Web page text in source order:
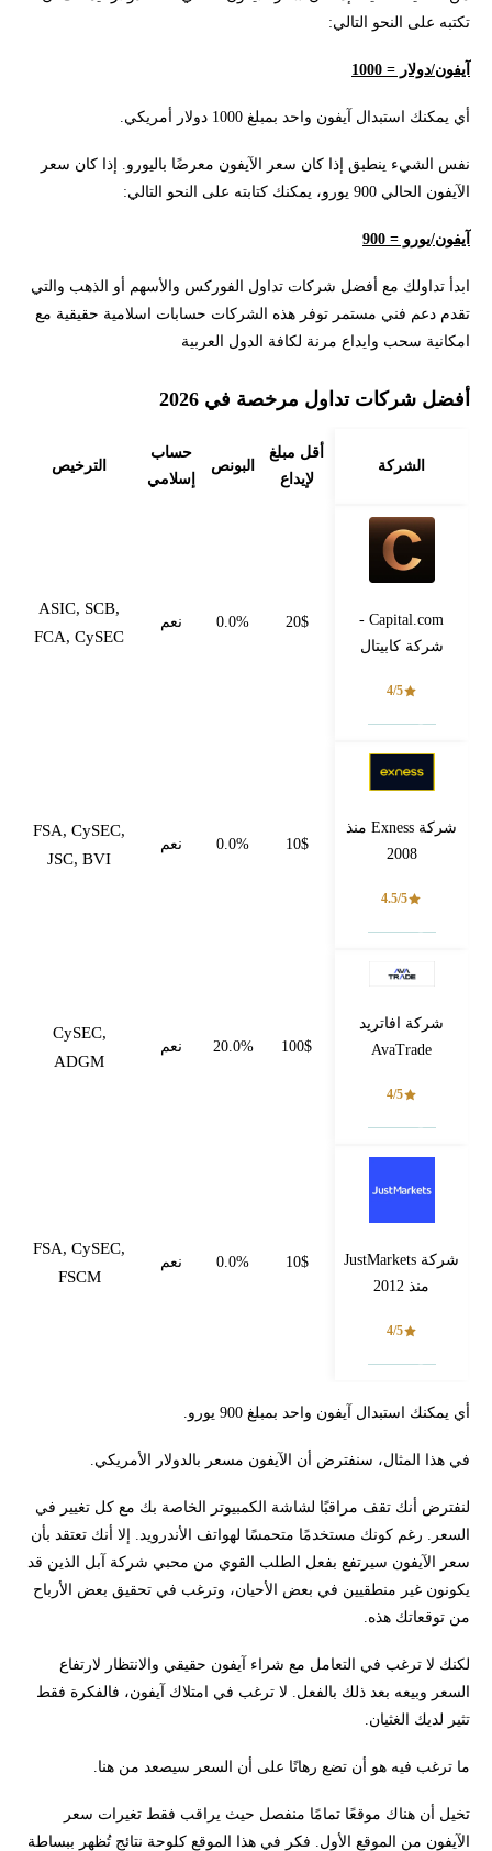
تكتبه على النحو التالي:
آيفون/دولار = 1000
أي يمكنك استبدال آيفون واحد بمبلغ 1000 دولار أمريكي.
نفس الشيء ينطبق إذا كان سعر الآيفون معرضًا باليورو. إذا كان سعر
الآيفون الحالي 900 يورو، يمكنك كتابته على النحو التالي:
آيفون/يورو = 900
ابدأ تداولك مع أفضل شركات تداول الفوركس والأسهم أو الذهب والتي
تقدم دعم فني مستمر توفر هذه الشركات حسابات اسلامية حقيقية مع
امكانية سحب وايداع مرنة لكافة الدول العربية
أفضل شركات تداول مرخصة في 2026
الشركة
أقل مبلغ
لإيداع
البونص
حساب
إسلامي
الترخيص
Capital.com -
شركة كابيتال
4/5
20$
0.0% نعم
ASIC, SCB,
FCA, CySEC
شركة Exness منذ
2008
4.5/5
10$
0.0% نعم
FSA, CySEC,
JSC, BVI
شركة افاتريد
AvaTrade
4/5
100$
20.0% نعم
CySEC,
ADGM
شركة JustMarkets
منذ 2012
4/5
10$
0.0% نعم
FSA, CySEC,
FSCM
أي يمكنك استبدال آيفون واحد بمبلغ 900 يورو.
في هذا المثال، سنفترض أن الآيفون مسعر بالدولار الأمريكي.
لنفترض أنك تقف مراقبًا لشاشة الكمبيوتر الخاصة بك مع كل تغيير في
السعر. رغم كونك مستخدمًا متحمسًا لهواتف الأندرويد. إلا أنك تعتقد بأن
سعر الآيفون سيرتفع بفعل الطلب القوي من محبي شركة آبل الذين قد
يكونون غير منطقيين في بعض الأحيان، وترغب في تحقيق بعض الأرباح
من توقعاتك هذه.
لكنك لا ترغب في التعامل مع شراء آيفون حقيقي والانتظار لارتفاع
السعر وبيعه بعد ذلك بالفعل. لا ترغب في امتلاك آيفون، فالفكرة فقط
تثير لديك الغثيان.
ما ترغب فيه هو أن تضع رهانًا على أن السعر سيصعد من هنا.
تخيل أن هناك موقعًا تمامًا منفصل حيث يراقب فقط تغيرات سعر
الآيفون من الموقع الأول. فكر في هذا الموقع كلوحة نتائج تُظهر ببساطة